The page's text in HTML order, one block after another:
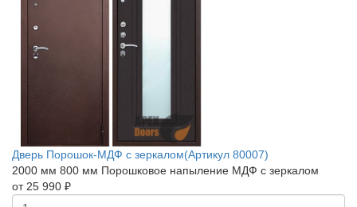
Дверь Порошок-МДФ с зеркалом(Артикул 80007)
2000 мм 800 мм Порошковое напыление МДФ с зеркалом
от 25 990 ₽